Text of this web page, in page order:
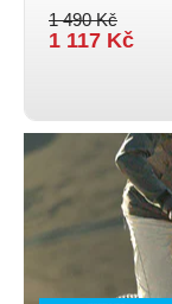
1 490 Kč
1 117 Kč